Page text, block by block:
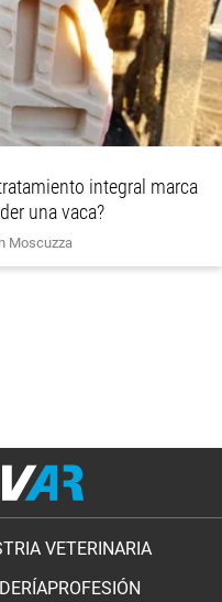
integral marca
una vaca?
Moscuzza
VETERINARIA
PROFESIÓN